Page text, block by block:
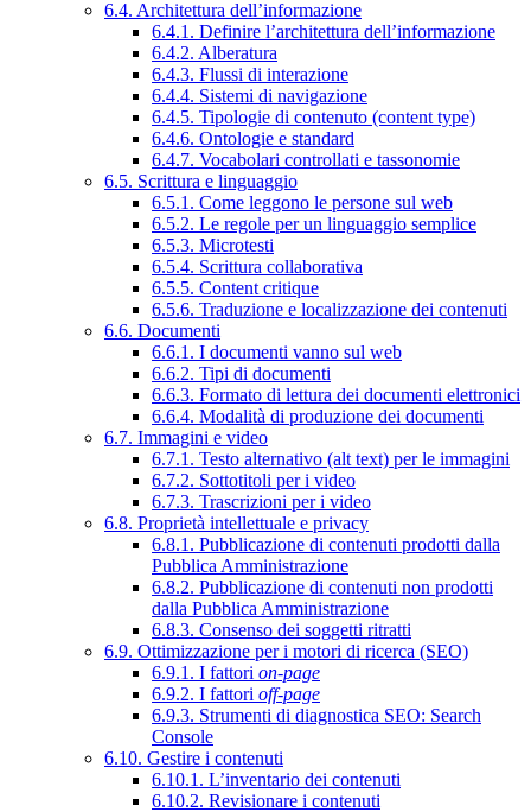
6.4. Architettura dell’informazione
6.4.1. Definire l’architettura dell’informazione
6.4.2. Alberatura
6.4.3. Flussi di interazione
6.4.4. Sistemi di navigazione
6.4.5. Tipologie di contenuto (content type)
6.4.6. Ontologie e standard
6.4.7. Vocabolari controllati e tassonomie
6.5. Scrittura e linguaggio
6.5.1. Come leggono le persone sul web
6.5.2. Le regole per un linguaggio semplice
6.5.3. Microtesti
6.5.4. Scrittura collaborativa
6.5.5. Content critique
6.5.6. Traduzione e localizzazione dei contenuti
6.6. Documenti
6.6.1. I documenti vanno sul web
6.6.2. Tipi di documenti
6.6.3. Formato di lettura dei documenti elettronici
6.6.4. Modalità di produzione dei documenti
6.7. Immagini e video
6.7.1. Testo alternativo (alt text) per le immagini
6.7.2. Sottotitoli per i video
6.7.3. Trascrizioni per i video
6.8. Proprietà intellettuale e privacy
6.8.1. Pubblicazione di contenuti prodotti dalla
Pubblica Amministrazione
6.8.2. Pubblicazione di contenuti non prodotti
dalla Pubblica Amministrazione
6.8.3. Consenso dei soggetti ritratti
6.9. Ottimizzazione per i motori di ricerca (SEO)
6.9.1. I fattori on-page
6.9.2. I fattori off-page
6.9.3. Strumenti di diagnostica SEO: Search
Console
6.10. Gestire i contenuti
6.10.1. L’inventario dei contenuti
6.10.2. Revisionare i contenuti